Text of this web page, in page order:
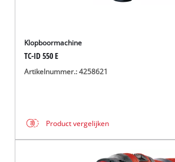
Klopboormachine
TC-ID 550 E
Artikelnummer.: 4258621
Product vergelijken